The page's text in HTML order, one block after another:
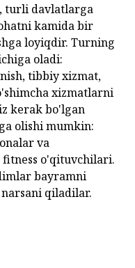
turli davlatlarga
kamida bir
loyiqdir. Turning
oladi:
tibbiy xizmat,
xizmatlarni
kerak bo'lgan
olishi mumkin:
va
fitness o'qituvchilari.
bayramni
qiladilar.